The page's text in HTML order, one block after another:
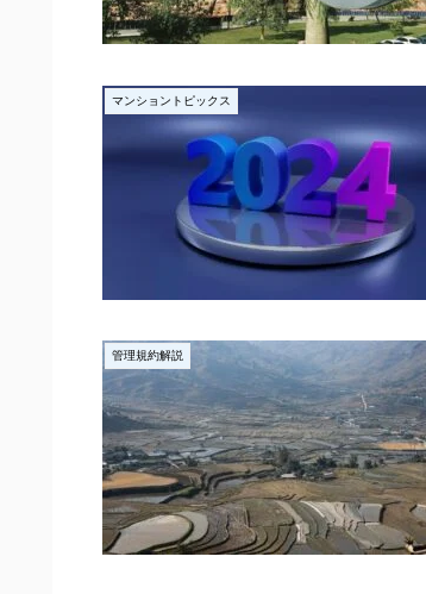
マンショントピックス
管理規約解説